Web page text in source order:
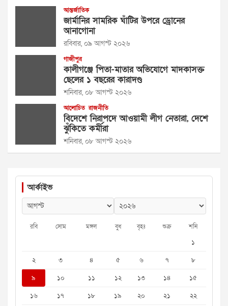
আন্তর্জাতিক
জার্মানির সামরিক ঘাঁটির উপরে ড্রোনের
আনাগোনা
রবিবার, ০৯ আগস্ট ২০২৬
গাজীপুর
কালীগঞ্জে পিতা-মাতার অভিযোগে মাদকাসক্ত
ছেলের ১ বছরের কারাদণ্ড
শনিবার, ০৮ আগস্ট ২০২৬
আলোচিত রাজনীতি
বিদেশে নিরাপদে আওয়ামী লীগ নেতারা, দেশে
ঝুঁকিতে কর্মীরা
শনিবার, ০৮ আগস্ট ২০২৬
আর্কাইভ
রবি সোম মঙ্গল বুধ বৃহঃ শুক্র শনি
১
২
৩ ৪ ৫ ৬ ৭
৮
৯
১০ ১১ ১২ ১৩ ১৪
১৫
১৬
১৭ ১৮ ১৯ ২০ ২১ ২২